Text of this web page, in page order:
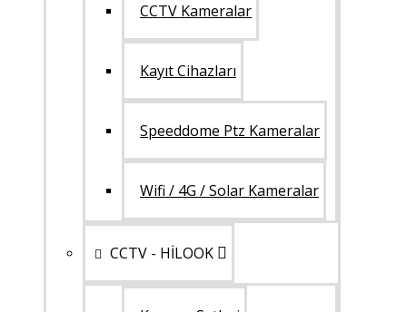
CCTV Kameralar
Kayıt Cihazları
Speeddome Ptz Kameralar
Wifi / 4G / Solar Kameralar
CCTV - HİLOOK